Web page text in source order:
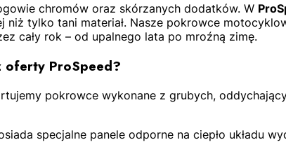
chromów oraz skórzanych dodatków. W
tylko tani materiał. Nasze pokrowce
cały rok – od upalnego lata po mroźną zimę.
oferty ProSpeed?
pokrowce wykonane z grubych,
specjalne panele odporne na ciepło układu